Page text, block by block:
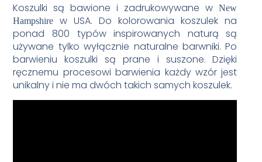
Koszulki są bawione i zadrukowywane wNew
Hampshire
w USA. Do kolorowania koszulek na
ponad 800 typów inspirowanych naturą są
używane tylko wyłącznie naturalne barwniki. Po
barwieniu koszulki są prane i suszone. Dzięki
ręcznemu procesowi barwienia każdy wzór jest
unikalny i nie ma dwóch takich samych koszulek.